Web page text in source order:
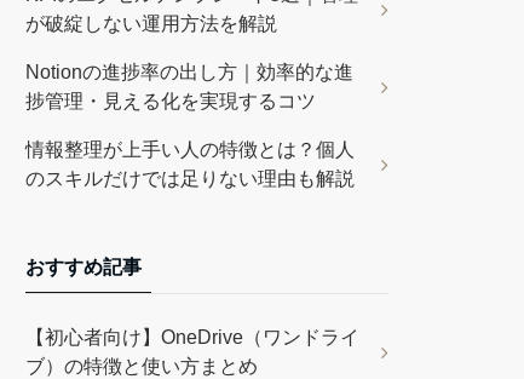
が破綻しない運用方法を解説
Notionの進捗率の出し方｜効率的な進
捗管理・見える化を実現するコツ
情報整理が上手い人の特徴とは？個人
のスキルだけでは足りない理由も解説
おすすめ記事
【初心者向け】OneDrive（ワンドライ
ブ）の特徴と使い方まとめ